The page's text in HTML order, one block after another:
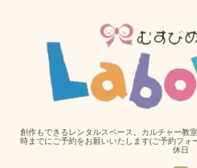
創作もできるレンタルスペース。カルチャー教
時までにご予約をお願いいたします(ご予約フォ
休日